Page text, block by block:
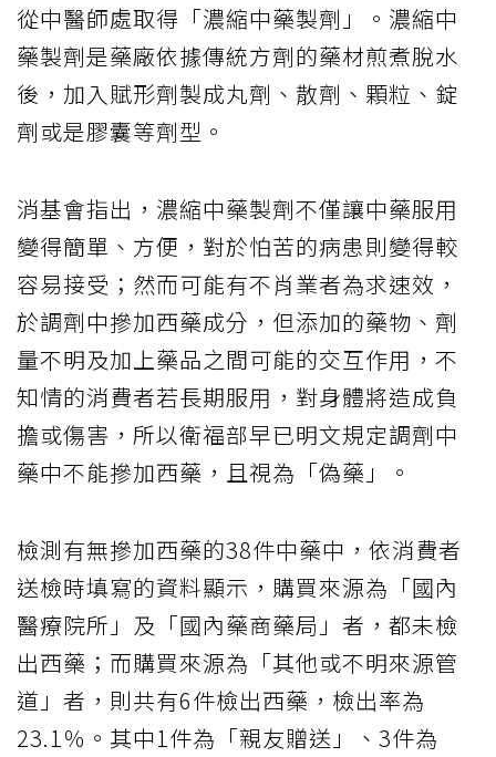
從中醫師處取得「濃縮中藥製劑」。濃縮中
藥製劑是藥廠依據傳統方劑的藥材煎煮脫水
後，加入賦形劑製成丸劑、散劑、顆粒、錠
劑或是膠囊等劑型。
消基會指出，濃縮中藥製劑不僅讓中藥服用
變得簡單、方便，對於怕苦的病患則變得較
容易接受；然而可能有不肖業者為求速效，
於調劑中摻加西藥成分，但添加的藥物、劑
量不明及加上藥品之間可能的交互作用，不
知情的消費者若長期服用，對身體將造成負
擔或傷害，所以衛福部早已明文規定調劑中
藥中不能摻加西藥，且視為「偽藥」。
檢測有無摻加西藥的38件中藥中，依消費者
送檢時填寫的資料顯示，購買來源為「國內
醫療院所」及「國內藥商藥局」者，都未檢
出西藥；而購買來源為「其他或不明來源管
道」者，則共有6件檢出西藥，檢出率為
23.1％。其中1件為「親友贈送」、3件為